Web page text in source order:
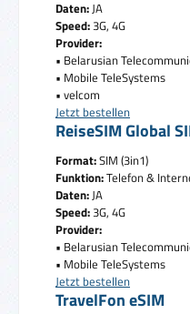
Daten:JA
Speed:3G, 4G
Provider:
• Belarusian
• Mobile TeleSystems
• velcom
Jetzt bestellen
ReiseSIM Global
Format:SIM (3in1)
Funktion:Telefon &
Daten:JA
Speed:3G, 4G
Provider:
• Belarusian
• Mobile TeleSystems
Jetzt bestellen
TravelFon eSIM